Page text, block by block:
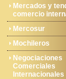
Mercados y
comercio
Mercosur
Mochileros
Negociaciones
Comerciales
Internacionales